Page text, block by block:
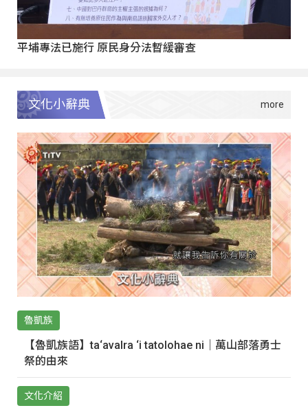
平埔專法已施行 原民身分法暫緩審查
文化小辭典
魯凱族
【魯凱族語】ta‘avalra ‘i tatolohae ni｜萬山部落勇士
祭的由來
文化介紹